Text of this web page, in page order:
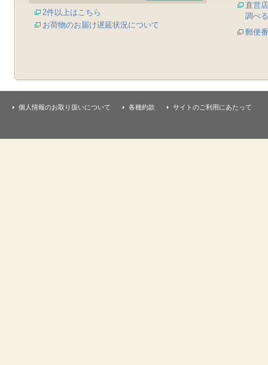
2件以上はこちら
お荷物のお届け遅延状況について
直営
調べる
郵便
個人情報のお取り扱いについて 各種約款 サイトのご利用にあたって